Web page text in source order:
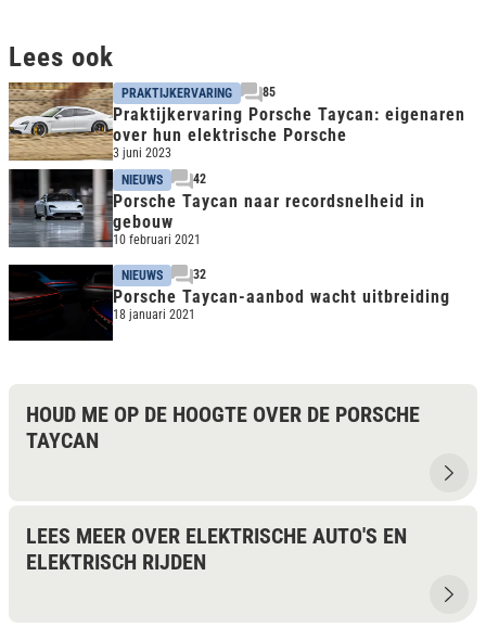
Lees ook
PRAKTIJKERVARING 85
Praktijkervaring Porsche Taycan: eigenaren
over hun elektrische Porsche
3 juni 2023
NIEUWS
42
Porsche Taycan naar recordsnelheid in
gebouw
10 februari 2021
NIEUWS 32
Porsche Taycan-aanbod wacht uitbreiding
18 januari 2021
HOUD ME OP DE HOOGTE OVER DE PORSCHE
TAYCAN
LEES MEER OVER ELEKTRISCHE AUTO'S EN
ELEKTRISCH RIJDEN